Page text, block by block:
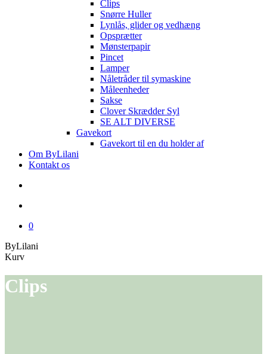
Clips
Snørre Huller
Lynlås, glider og vedhæng
Opsprætter
Mønsterpapir
Pincet
Lamper
Nåletråder til symaskine
Måleenheder
Sakse
Clover Skrædder Syl
SE ALT DIVERSE
Gavekort
Gavekort til en du holder af
Om ByLilani
Kontakt os
0
ByLilani
KurvClose
Clips